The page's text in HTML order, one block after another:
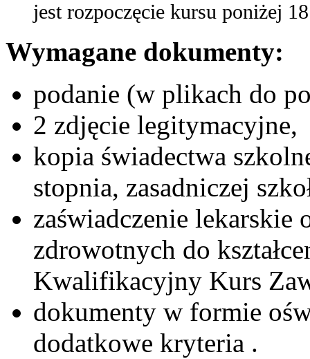
jest rozpoczęcie kursu poniżej
Wymagane dokumenty:
podanie (w plikach do
2 zdjęcie legitymacyjne,
kopia świadectwa
stopnia, zasadniczej
zaświadczenie lekarskie
zdrowotnych do
Kwalifikacyjny Kurs
dokumenty w formie
dodatkowe kryteria .